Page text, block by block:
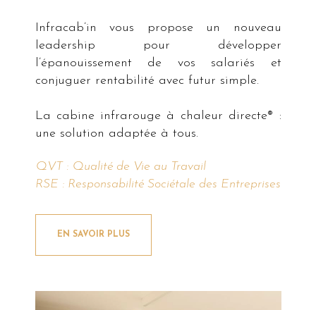
Infracab’in vous propose un nouveau
leadership pour développer
l’épanouissement de vos salariés et
conjuguer rentabilité avec futur simple.
La cabine infrarouge à chaleur directe® :
une solution adaptée à tous.
QVT : Qualité de Vie au Travail
RSE : Responsabilité Sociétale des Entreprises
EN SAVOIR PLUS